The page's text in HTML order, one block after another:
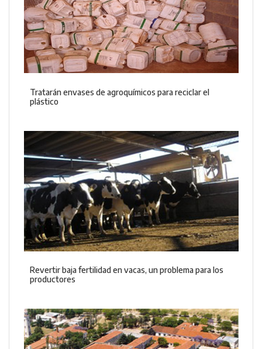
Tratarán envases de agroquímicos para reciclar el
plástico
Revertir baja fertilidad en vacas, un problema para los
productores